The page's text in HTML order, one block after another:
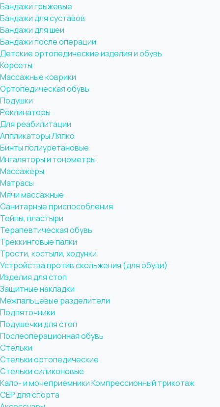
Бандажи грыжевые
Бандажи для суставов
Бандажи для шеи
Бандажи после операции
Детские ортопедические изделия и обувь
Корсеты
Массажные коврики
Ортопедическая обувь
Подушки
Реклинаторы
Для реабилитации
Аппликаторы Ляпко
Бинты полиуретановые
Ингаляторы и тонометры
Массажеры
Матрасы
Мячи массажные
Санитарные приспособления
Тейпы, пластыри
Терапевтическая обувь
Треккинговые палки
Трости, костыли, ходунки
Устройства против скольжения (для обуви)
Изделия для стоп
Защитные накладки
Межпальцевые разделители
Подпяточники
Подушечки для стоп
Послеоперационная обувь
Стельки
Стельки ортопедические
Стельки силиконовые
Кало- и мочеприемникиКомпрессионный трикотаж
CEP для спорта